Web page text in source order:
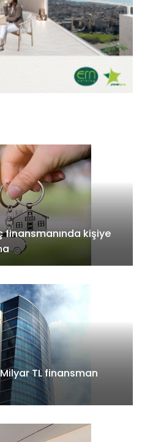
finansmanında kişiye
TL finansman